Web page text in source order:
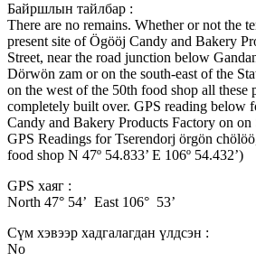
Байршлын тайлбар :
There are no remains. Whether or not the
present site of Ögööj Candy and Bakery
Street, near the road junction below
Dörwön zam or on the south-east of the
on the west of the 50th food shop all these
completely built over. GPS reading below
Candy and Bakery Products Factory on
GPS Readings for Tserendorj örgön
food shop N 47º 54.833’ E 106º 54.432’)
GPS хаяг :
North 47° 54’ East 106° 53’
Сүм хэвээр хадгалагдан үлдсэн :
No